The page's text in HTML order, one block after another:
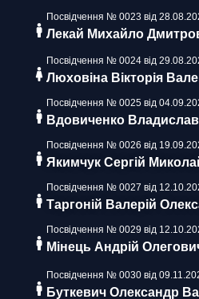
Посвідчення № 0023 від
Лекай Михайло
Посвідчення № 0024 від
Люховіна Вікторія
Посвідчення № 0025 від
Вдовиченко
Посвідчення № 0026 від
Якимчук Сергій
Посвідчення № 0027 від
Таргоній Валерій
Посвідчення № 0029 від
Мінець Андрій
Посвідчення № 0030 від
Буткевич Олександр